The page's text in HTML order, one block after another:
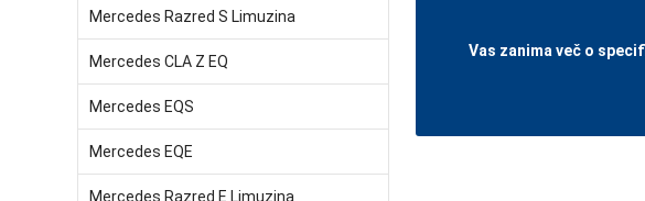
Mercedes Razred S Limuzina
Mercedes CLA Z EQ
Mercedes EQS
Mercedes EQE
Mercedes Razred E Limuzina
Vas zanima več o